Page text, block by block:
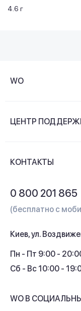
4.6 г
WO
Контакты
ЦЕНТР
Кэшбек
КОНТАКТЫ
0 800 201 865
(бесплатно с
Киев, ул.
Пн - Пт 9:00 -
Сб - Вс 10:00 -
WO В